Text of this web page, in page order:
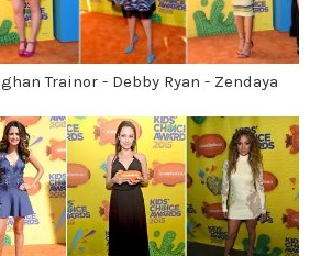
Trainor - Debby Ryan - Zendaya